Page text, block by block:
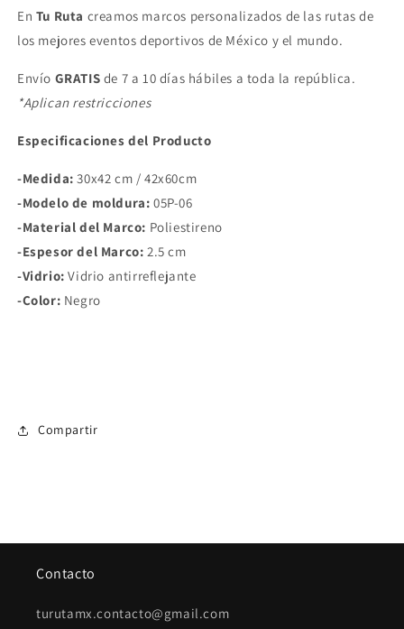
En Tu Ruta creamos marcos personalizados de las rutas de
los mejores eventos deportivos de México y el mundo.
Envío GRATIS de 7 a 10 días hábiles a toda la república.
*Aplican restricciones
Especificaciones del Producto
-Medida: 30x42 cm / 42x60cm
-Modelo de moldura: 05P-06
-Material del Marco: Poliestireno
-Espesor del Marco: 2.5 cm
-Vidrio: Vidrio antirreflejante
-Color: Negro
Compartir
Contacto
turutamx.contacto@gmail.com